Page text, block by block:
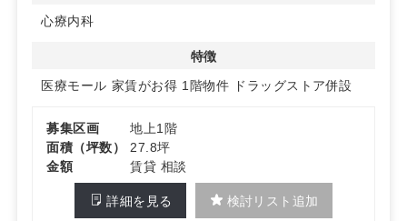
心療内科
特徴
医療モール 家賃がお得 1階物件 ドラッグストア併設
募集区画
地上1階
面積（坪数）
27.8坪
金額
賃貸 相談
詳細を見る 検討リスト追加